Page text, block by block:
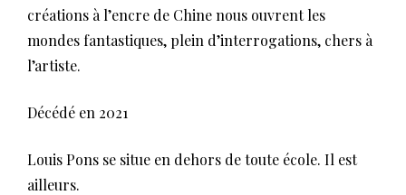
créations à l’encre de Chine nous ouvrent les
mondes fantastiques, plein d’interrogations, chers à
l’artiste.
Décédé en 2021
Louis Pons se situe en dehors de toute école. Il est
ailleurs.